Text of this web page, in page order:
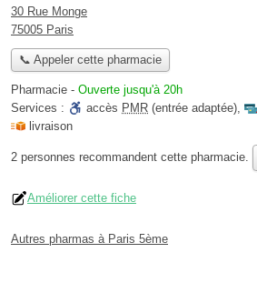
30 Rue Monge
75005 Paris
📞 Appeler cette pharmacie
Pharmacie - Ouverte jusqu'à 20h
Services :
accès PMR (entrée adaptée),
livraison
2 personnes recommandent cette pharmacie.
Améliorer cette fiche
Autres pharmas à Paris 5ème